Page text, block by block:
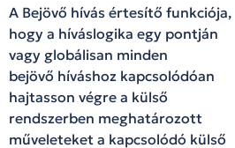
A Bejövő hívás értesítő funkciója,
hogy a híváslogika egy pontján
vagy globálisan minden
bejövő híváshoz kapcsolódóan
hajtasson végre a külső
rendszerben meghatározott
műveleteket a kapcsolódó külső